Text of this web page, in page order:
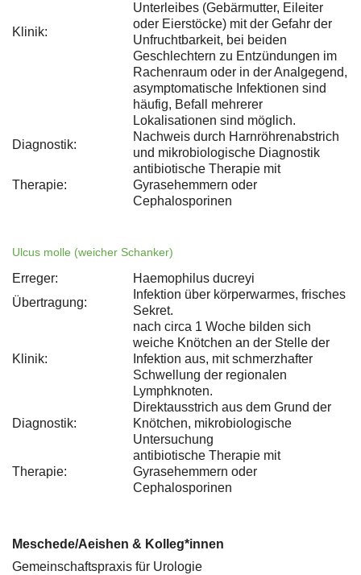
Klinik:
Unterleibes (Gebärmutter, Eileiter
oder Eierstöcke) mit der Gefahr der
Unfruchtbarkeit, bei beiden
Geschlechtern zu Entzündungen im
Rachenraum oder in der Analgegend,
asymptomatische Infektionen sind
häufig, Befall mehrerer
Lokalisationen sind möglich.
Diagnostik:
Nachweis durch Harnröhrenabstrich
und mikrobiologische Diagnostik
Therapie:
antibiotische Therapie mit
Gyrasehemmern oder
Cephalosporinen
Ulcus molle (weicher Schanker)
Erreger:
Haemophilus ducreyi
Übertragung:
Infektion über körperwarmes, frisches
Sekret.
Klinik:
nach circa 1 Woche bilden sich
weiche Knötchen an der Stelle der
Infektion aus, mit schmerzhafter
Schwellung der regionalen
Lymphknoten.
Diagnostik:
Direktausstrich aus dem Grund der
Knötchen, mikrobiologische
Untersuchung
Therapie:
antibiotische Therapie mit
Gyrasehemmern oder
Cephalosporinen
Meschede/Aeishen & Kolleg*innen
Gemeinschaftspraxis für Urologie